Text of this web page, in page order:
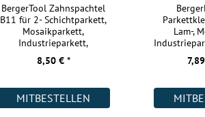
Weitere Informationen:
Akklimatisierung:
BergerTool Zahnspachtel
B11 für 2- Schichtparkett,
Mosaikparkett,
Industrieparkett,
Lamparkett
8,50 € *
MITBESTELLEN
Lam-,